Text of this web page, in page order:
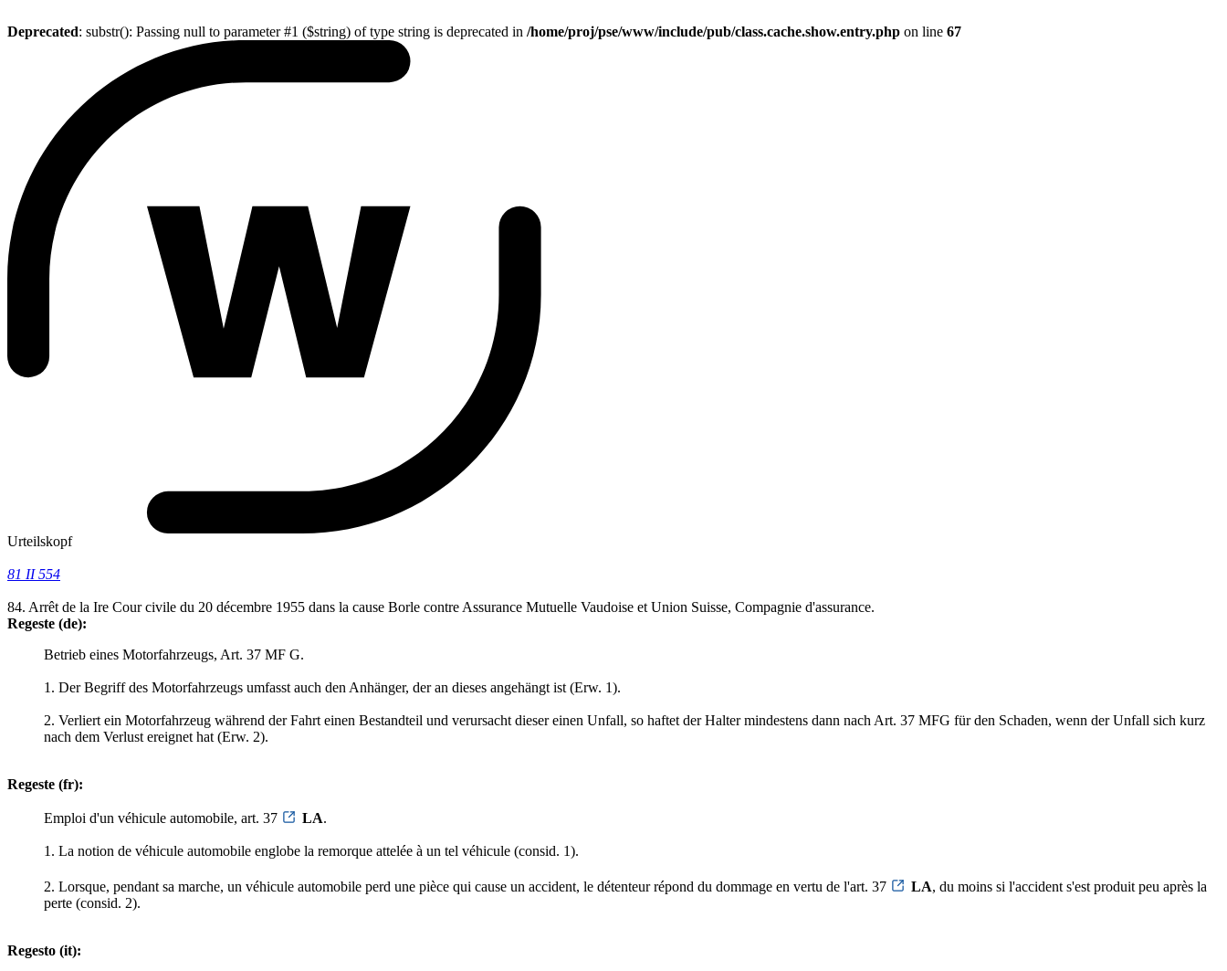
Deprecated: substr(): Passing null to parameter #1 ($string) of type string is deprecated in /home/proj/pse/www/include/pub/class.cache.show.entry.php on line 67
Urteilskopf
81 II 554
84. Arrêt de la Ire Cour civile du 20 décembre 1955 dans la cause Borle contre Assurance Mutuelle Vaudoise et Union Suisse, Compagnie d'assurance.
Regeste (de):
Betrieb eines Motorfahrzeugs, Art. 37 MF G.
1. Der Begriff des Motorfahrzeugs umfasst auch den Anhänger, der an dieses angehängt ist (Erw. 1).
2. Verliert ein Motorfahrzeug während der Fahrt einen Bestandteil und verursacht dieser einen Unfall, so haftet der Halter mindestens dann nach Art. 37 MFG für den Schaden, wenn der Unfall sich kurz
nach dem Verlust ereignet hat (Erw. 2).
Regeste (fr):
Emploi d'un véhicule automobile, art. 37 LA.
1. La notion de véhicule automobile englobe la remorque attelée à un tel véhicule (consid. 1).
2. Lorsque, pendant sa marche, un véhicule automobile perd une pièce qui cause un accident, le détenteur répond du dommage en vertu de l'art. 37 LA, du moins si l'accident s'est produit peu après la
perte (consid. 2).
Regesto (it):